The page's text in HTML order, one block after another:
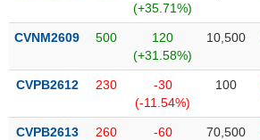
(+35.71%)
CVNM2609 500
120
(+31.58%)
10,500
CVPB2612 230
-30
(-11.54%)
100
CVPB2613 260
-60
70,500